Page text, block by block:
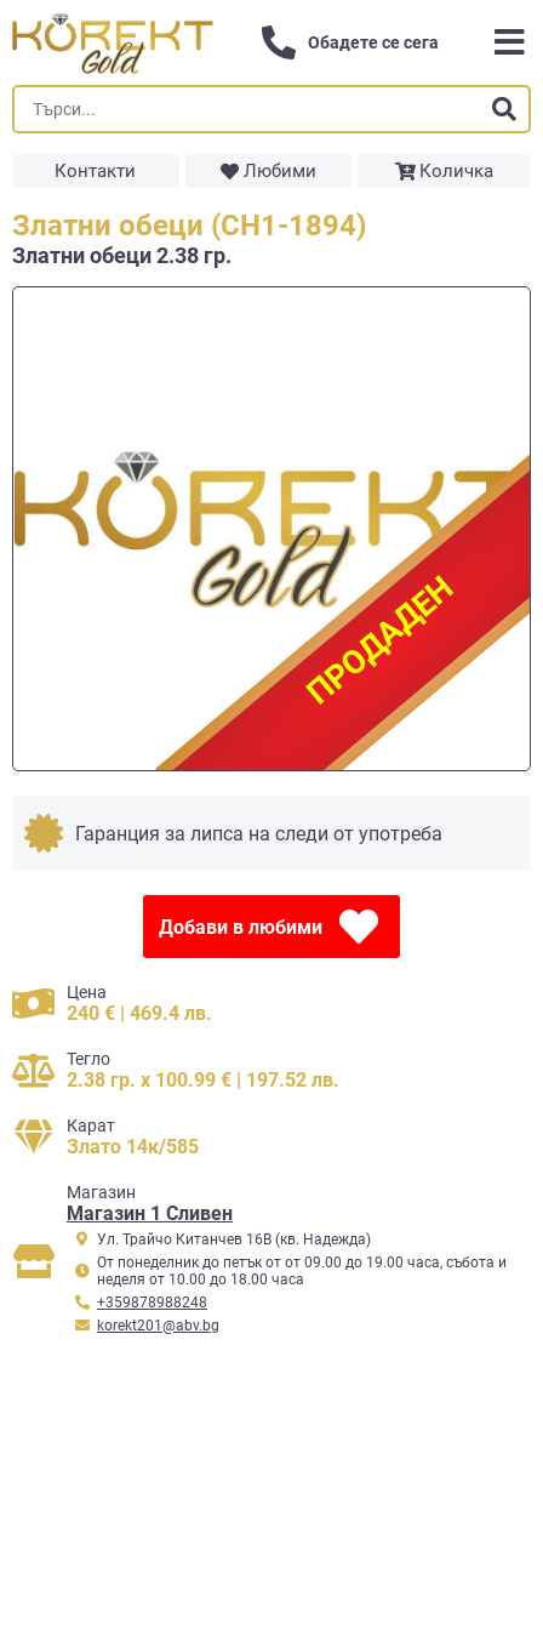
Обадете се сега
Контакти Любими Количка
Златни обеци (СН1-1894)
Златни обеци 2.38 гр.
ПРОДАДЕН
ПРОДАДЕН
Гаранция за липса на следи от употреба
Добави в любими
Цена
240 € | 469.4 лв.
Тегло
2.38 гр. x 100.99 € | 197.52 лв.
Карат
Злато 14к/585
Mагазин
Магазин 1 Сливен
Ул. Трайчо Китанчев 16В (кв. Надежда)
От понеделник до петък от от 09.00 до 19.00 часа, събота и
неделя от 10.00 до 18.00 часа
+359878988248
korekt201@abv.bg